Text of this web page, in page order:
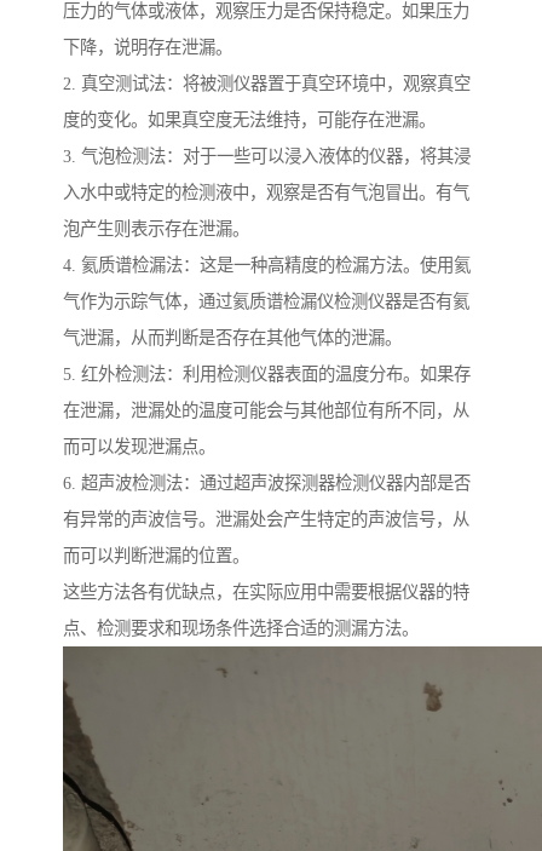
压力的气体或液体，观察压力是否保持稳定。如果压力
下降，说明存在泄漏。
2. 真空测试法：将被测仪器置于真空环境中，观察真空
度的变化。如果真空度无法维持，可能存在泄漏。
3. 气泡检测法：对于一些可以浸入液体的仪器，将其浸
入水中或特定的检测液中，观察是否有气泡冒出。有气
泡产生则表示存在泄漏。
4. 氦质谱检漏法：这是一种高精度的检漏方法。使用氦
气作为示踪气体，通过氦质谱检漏仪检测仪器是否有氦
气泄漏，从而判断是否存在其他气体的泄漏。
5. 红外检测法：利用检测仪器表面的温度分布。如果存
在泄漏，泄漏处的温度可能会与其他部位有所不同，从
而可以发现泄漏点。
6. 超声波检测法：通过超声波探测器检测仪器内部是否
有异常的声波信号。泄漏处会产生特定的声波信号，从
而可以判断泄漏的位置。
这些方法各有优缺点，在实际应用中需要根据仪器的特
点、检测要求和现场条件选择合适的测漏方法。